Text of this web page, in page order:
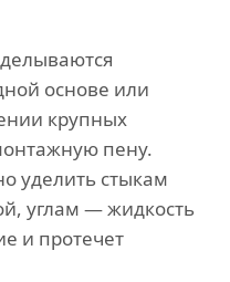
основе или
крупных
пену.
уделить стыкам
углам — жидкость
и протечет